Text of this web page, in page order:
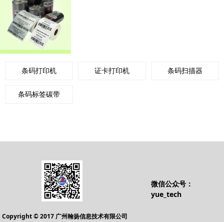
条码打印机 证卡打印机 条码扫描器
条码标签碳带
微信公众号：
yue_tech
Copyright © 2017 广州翰扬信息技术有限公司